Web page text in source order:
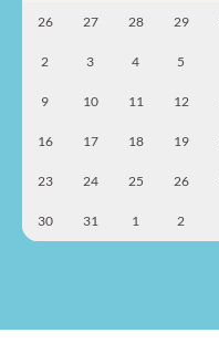
26 27 28 29
2 3 4 5
9 10 11 12
16 17 18 19
23 24 25 26
30 31 1 2